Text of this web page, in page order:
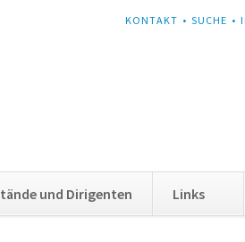
NAVIGATION
KONTAKT SUCHE
und Dirigenten Links